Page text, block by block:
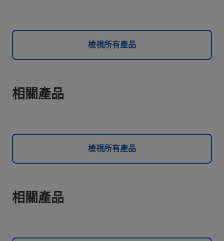
檢視所有產品
相關產品
檢視所有產品
相關產品